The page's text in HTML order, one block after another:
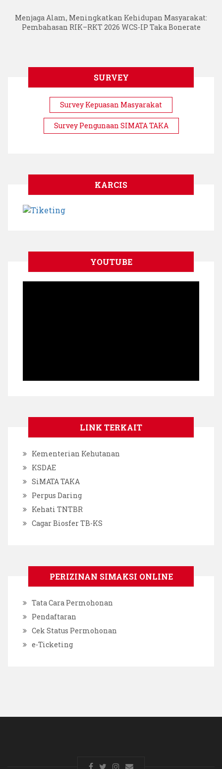
Menjaga Alam, Meningkatkan Kehidupan Masyarakat:
Pembahasan RIK–RKT 2026 WCS-IP Taka Bonerate
SURVEY
Survey Kepuasan Masyarakat
Survey Pengunaan SIMATA TAKA
KARCIS
YOUTUBE
LINK TERKAIT
Kementerian Kehutanan
KSDAE
SiMATA TAKA
Perpus Daring
Kehati TNTBR
Cagar Biosfer TB-KS
PERIZINAN SIMAKSI ONLINE
Tata Cara Permohonan
Pendaftaran
Cek Status Permohonan
e-Ticketing